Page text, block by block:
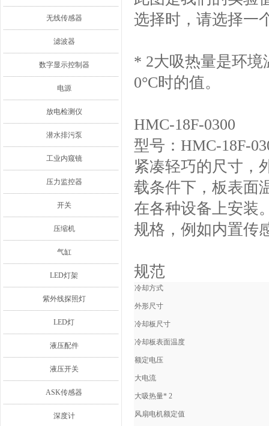
无线传感器
滤波器
数字显示控制器
电源
放电检测仪
潜水排污泵
工业内窥镜
压力监控器
开关
压缩机
气缸
LED灯架
紫外线探照灯
LED灯
液压配件
液压开关
ASK传感器
深度计
选择时，请选择一
* 2大吸热量是环境
0°C时的值。
HMC-18F-0300
型号：HMC-18F-
紧凑轻巧的尺寸，
载条件下，板表面
在各种设备上安装
规格，例如内置传
规范
冷却方式
外形尺寸
冷却板尺寸
冷却板表面温度
额定电压
大电流
大吸热量* 2
风扇电机额定值